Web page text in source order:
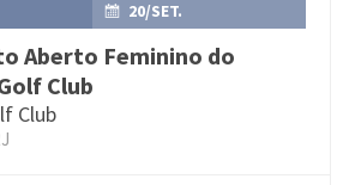
20/SET.
Aberto Feminino do
Club
Club